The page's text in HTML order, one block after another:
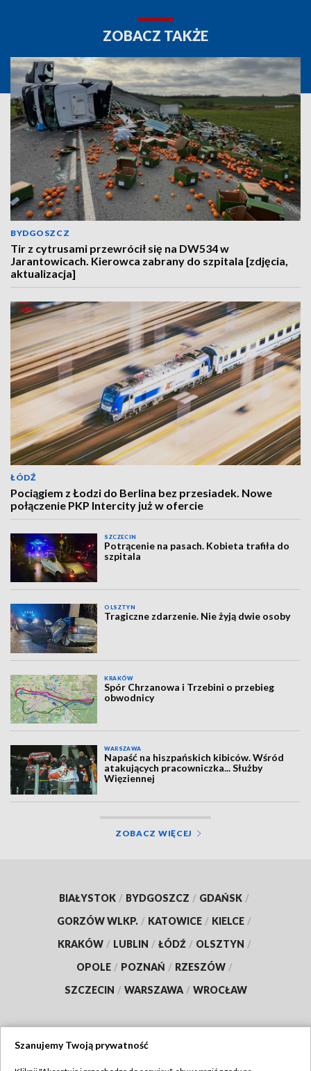
ZOBACZ TAKŻE
BYDGOSZCZ
Tir z cytrusami przewrócił się na DW534 w
Jarantowicach. Kierowca zabrany do szpitala [zdjęcia,
aktualizacja]
ŁÓDŹ
Pociągiem z Łodzi do Berlina bez przesiadek. Nowe
połączenie PKP Intercity już w ofercie
SZCZECIN
Potrącenie na pasach. Kobieta trafiła do
szpitala
OLSZTYN
Tragiczne zdarzenie. Nie żyją dwie osoby
KRAKÓW
Spór Chrzanowa i Trzebini o przebieg
obwodnicy
WARSZAWA
Napaść na hiszpańskich kibiców. Wśród
atakujących pracowniczka... Służby
Więziennej
ZOBACZ WIĘCEJ
BIAŁYSTOK / BYDGOSZCZ / GDAŃSK /
GORZÓW WLKP. / KATOWICE / KIELCE /
KRAKÓW / LUBLIN / ŁÓDŹ / OLSZTYN /
OPOLE / POZNAŃ / RZESZÓW /
SZCZECIN / WARSZAWA / WROCŁAW
Szanujemy Twoją prywatność